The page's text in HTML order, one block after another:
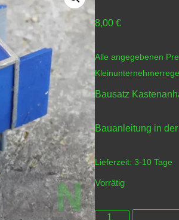
8,00€
Alle angegebenen
Bausatz
Bauanleitung in
Lieferzeit:3-10 Tage
Vorrätig